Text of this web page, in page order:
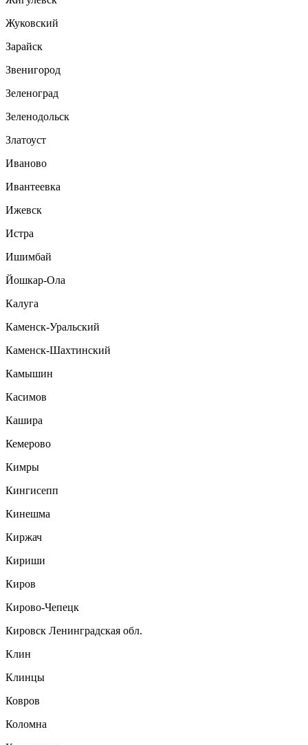
Жуковский
Зарайск
Звенигород
Зеленоград
Зеленодольск
Златоуст
Иваново
Ивантеевка
Ижевск
Истра
Ишимбай
Йошкар-Ола
Калуга
Каменск-Уральский
Каменск-Шахтинский
Камышин
Касимов
Кашира
Кемерово
Кимры
Кингисепп
Кинешма
Киржач
Кириши
Киров
Кирово-Чепецк
Кировск Ленинградская обл.
Клин
Клинцы
Ковров
Коломна